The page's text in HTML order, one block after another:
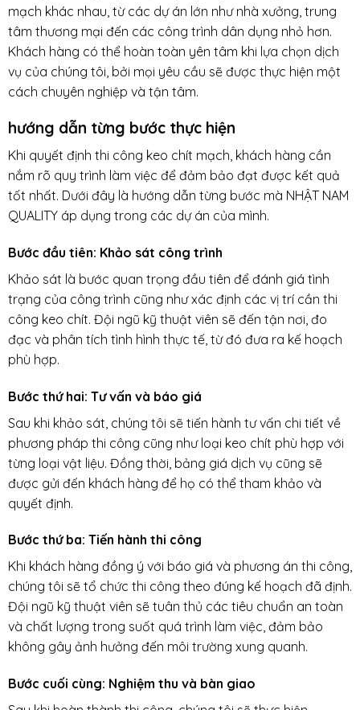
mạch khác nhau, từ các dự án lớn như nhà xưởng, trung
tâm thương mại đến các công trình dân dụng nhỏ hơn.
Khách hàng có thể hoàn toàn yên tâm khi lựa chọn dịch
vụ của chúng tôi, bởi mọi yêu cầu sẽ được thực hiện một
cách chuyên nghiệp và tận tâm.
hướng dẫn từng bước thực hiện
Khi quyết định thi công keo chít mạch, khách hàng cần
nắm rõ quy trình làm việc để đảm bảo đạt được kết quả
tốt nhất. Dưới đây là hướng dẫn từng bước mà NHẬT NAM
QUALITY áp dụng trong các dự án của mình.
Bước đầu tiên: Khảo sát công trình
Khảo sát là bước quan trọng đầu tiên để đánh giá tình
trạng của công trình cũng như xác định các vị trí cần thi
công keo chít. Đội ngũ kỹ thuật viên sẽ đến tận nơi, đo
đạc và phân tích tình hình thực tế, từ đó đưa ra kế hoạch
phù hợp.
Bước thứ hai: Tư vấn và báo giá
Sau khi khảo sát, chúng tôi sẽ tiến hành tư vấn chi tiết về
phương pháp thi công cũng như loại keo chít phù hợp với
từng loại vật liệu. Đồng thời, bảng giá dịch vụ cũng sẽ
được gửi đến khách hàng để họ có thể tham khảo và
quyết định.
Bước thứ ba: Tiến hành thi công
Khi khách hàng đồng ý với báo giá và phương án thi công,
chúng tôi sẽ tổ chức thi công theo đúng kế hoạch đã định.
Đội ngũ kỹ thuật viên sẽ tuân thủ các tiêu chuẩn an toàn
và chất lượng trong suốt quá trình làm việc, đảm bảo
không gây ảnh hưởng đến môi trường xung quanh.
Bước cuối cùng: Nghiệm thu và bàn giao